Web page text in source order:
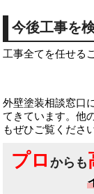
今後工事を
工事全てを任せる
外壁塗装相談窓口
てきています。他
もぜひご覧くださ
プロ からも